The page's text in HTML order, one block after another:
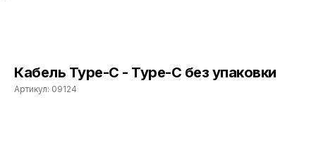
Кабель Type-C - Type-C без упаковки
Артикул: 09124